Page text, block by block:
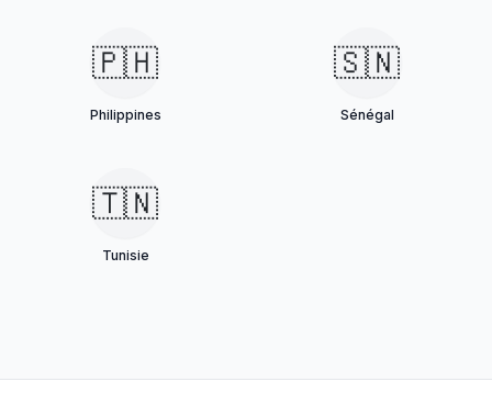
🇵🇭
Philippines
🇸🇳
Sénégal
🇹🇳
Tunisie